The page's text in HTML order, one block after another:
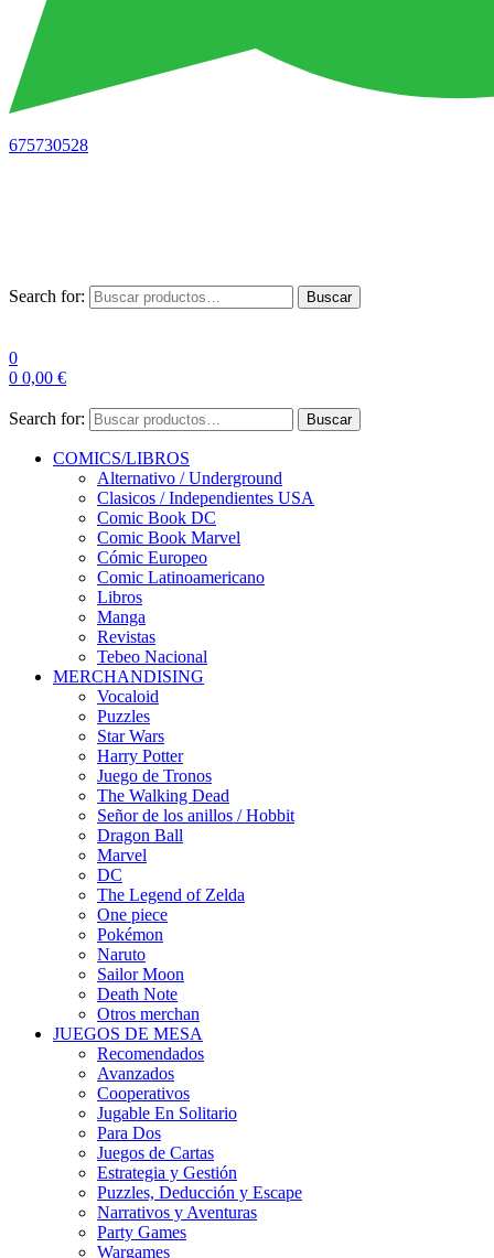
675730528
Search for: Buscar
0
0 0,00 €
Search for: Buscar
COMICS/LIBROS
Alternativo / Underground
Clasicos / Independientes USA
Comic Book DC
Comic Book Marvel
Cómic Europeo
Comic Latinoamericano
Libros
Manga
Revistas
Tebeo Nacional
MERCHANDISING
Vocaloid
Puzzles
Star Wars
Harry Potter
Juego de Tronos
The Walking Dead
Señor de los anillos / Hobbit
Dragon Ball
Marvel
DC
The Legend of Zelda
One piece
Pokémon
Naruto
Sailor Moon
Death Note
Otros merchan
JUEGOS DE MESA
Recomendados
Avanzados
Cooperativos
Jugable En Solitario
Para Dos
Juegos de Cartas
Estrategia y Gestión
Puzzles, Deducción y Escape
Narrativos y Aventuras
Party Games
Wargames